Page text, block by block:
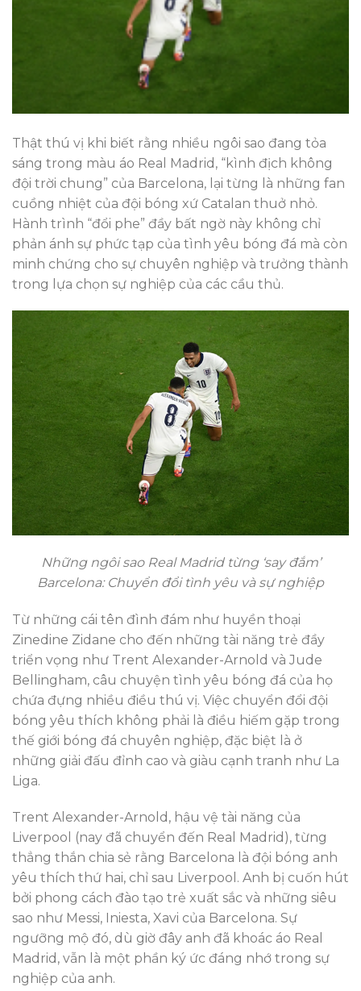
Thật thú vị khi biết rằng nhiều ngôi sao đang tỏa
sáng trong màu áo Real Madrid, “kình địch không
đội trời chung” của Barcelona, lại từng là những fan
cuồng nhiệt của đội bóng xứ Catalan thuở nhỏ.
Hành trình “đổi phe” đầy bất ngờ này không chỉ
phản ánh sự phức tạp của tình yêu bóng đá mà còn
minh chứng cho sự chuyên nghiệp và trưởng thành
trong lựa chọn sự nghiệp của các cầu thủ.
Những ngôi sao Real Madrid từng ‘say đắm’
Barcelona: Chuyển đổi tình yêu và sự nghiệp
Từ những cái tên đình đám như huyền thoại
Zinedine Zidane cho đến những tài năng trẻ đầy
triển vọng như Trent Alexander-Arnold và Jude
Bellingham, câu chuyện tình yêu bóng đá của họ
chứa đựng nhiều điều thú vị. Việc chuyển đổi đội
bóng yêu thích không phải là điều hiếm gặp trong
thế giới bóng đá chuyên nghiệp, đặc biệt là ở
những giải đấu đỉnh cao và giàu cạnh tranh như La
Liga.
Trent Alexander-Arnold, hậu vệ tài năng của
Liverpool (nay đã chuyển đến Real Madrid), từng
thẳng thắn chia sẻ rằng Barcelona là đội bóng anh
yêu thích thứ hai, chỉ sau Liverpool. Anh bị cuốn hút
bởi phong cách đào tạo trẻ xuất sắc và những siêu
sao như Messi, Iniesta, Xavi của Barcelona. Sự
ngưỡng mộ đó, dù giờ đây anh đã khoác áo Real
Madrid, vẫn là một phần ký ức đáng nhớ trong sự
nghiệp của anh.